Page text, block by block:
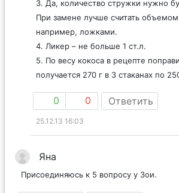
3. Да, количество стружки нужно
При замене лучше считать объемом
например, ложками.
4. Ликер – не больше 1 ст.л.
5. По весу кокоса в рецепте
получается 270 г в 3 стаканах по
0 0 Ответить
25.12.13 16:03
Яна
Присоединяюсь к 5 вопросу у Зои.